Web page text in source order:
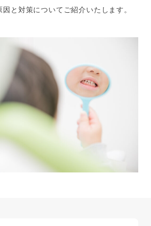
と対策についてご紹介いたします。